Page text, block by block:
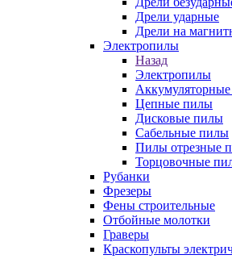
Дрели ударные
Дрели на
Электропилы
Назад
Электропилы
Цепные пилы
Дисковые пилы
Сабельные пилы
Пилы отрезные
Торцовочные
Рубанки
Фрезеры
Фены строительные
Отбойные молотки
Граверы
Краскопульты